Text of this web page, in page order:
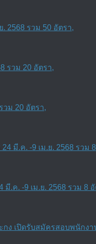
2568 รวม 50 อัตรา,
วม 20 อัตรา,
.ค. -9 เม.ย. 2568 รวม 8 อั